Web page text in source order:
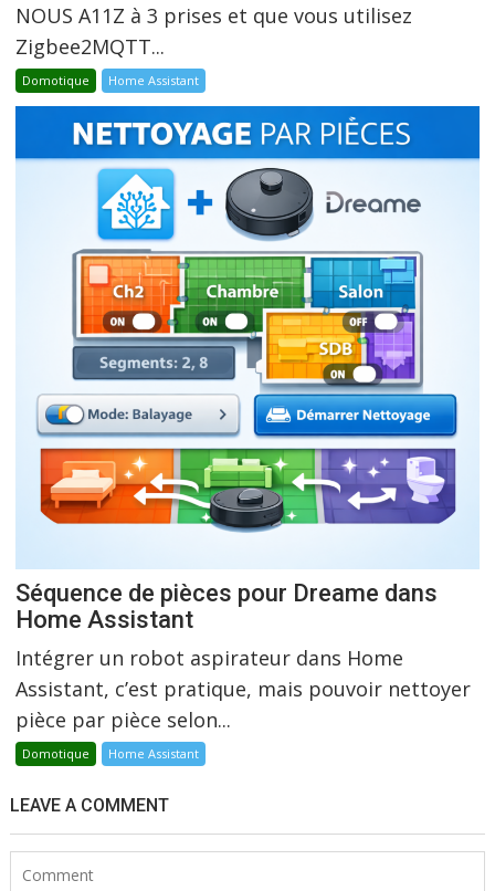
NOUS A11Z à 3 prises et que vous utilisez
Zigbee2MQTT...
Domotique Home Assistant
Séquence de pièces pour Dreame dans
Home Assistant
Intégrer un robot aspirateur dans Home
Assistant, c’est pratique, mais pouvoir nettoyer
pièce par pièce selon...
Domotique Home Assistant
LEAVE A COMMENT